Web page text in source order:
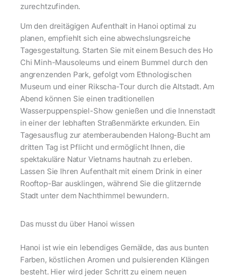
zurechtzufinden.
Um den dreitägigen Aufenthalt in Hanoi optimal zu
planen, empfiehlt sich eine abwechslungsreiche
Tagesgestaltung. Starten Sie mit einem Besuch des Ho
Chi Minh-Mausoleums und einem Bummel durch den
angrenzenden Park, gefolgt vom Ethnologischen
Museum und einer Rikscha-Tour durch die Altstadt. Am
Abend können Sie einen traditionellen
Wasserpuppenspiel-Show genießen und die Innenstadt
in einer der lebhaften Straßenmärkte erkunden. Ein
Tagesausflug zur atemberaubenden Halong-Bucht am
dritten Tag ist Pflicht und ermöglicht Ihnen, die
spektakuläre Natur Vietnams hautnah zu erleben.
Lassen Sie Ihren Aufenthalt mit einem Drink in einer
Rooftop-Bar ausklingen, während Sie die glitzernde
Stadt unter dem Nachthimmel bewundern.
Das musst du über Hanoi wissen
Hanoi ist wie ein lebendiges Gemälde, das aus bunten
Farben, köstlichen Aromen und pulsierenden Klängen
besteht. Hier wird jeder Schritt zu einem neuen